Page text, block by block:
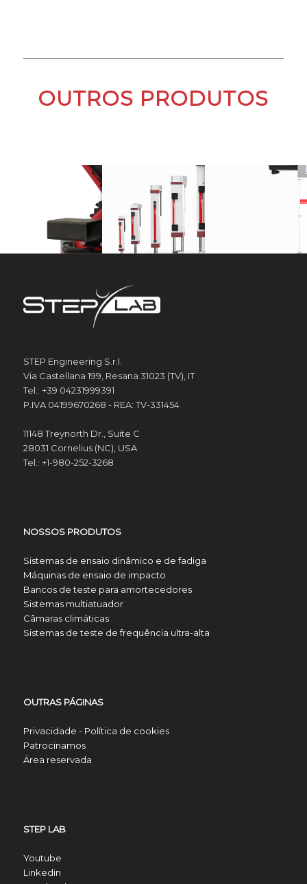
OUTROS PRODUTOS
STEP Engineering S.r.l.
Via Castellana 199, Resana 31023 (TV), IT
Tel.: +39 04231999391
P.IVA 04199670268 - REA: TV-331454
11148 Treynorth Dr., Suite C
28031 Cornelius (NC), USA
Tel.: +1-980-252-3268
NOSSOS PRODUTOS
Sistemas de ensaio dinâmico e de fadiga
Máquinas de ensaio de impacto
Bancos de teste para amortecedores
Sistemas multiatuador
Câmaras climáticas
Sistemas de teste de frequência ultra-alta
OUTRAS PÁGINAS
Privacidade - Política de cookies
Patrocinamos
Área reservada
STEP LAB
Youtube
Linkedin